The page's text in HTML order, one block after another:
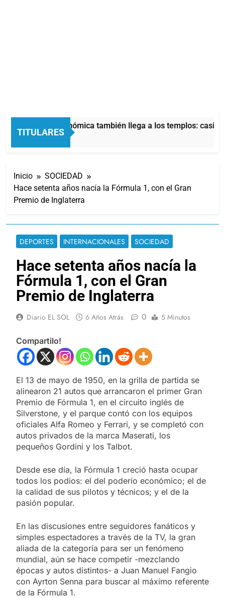
TITULARES
La crisis económica también llega a los templos: casi la
39 Minutos Atrás
Inicio
SOCIEDAD
Hace setenta años nacía la Fórmula 1, con el Gran
Premio de Inglaterra
DEPORTES INTERNACIONALES SOCIEDAD
Hace setenta años nacía la
Fórmula 1, con el Gran
Premio de Inglaterra
Diario EL SOL 6 Años Atrás 0 5 Minutos
Compartilo!
El 13 de mayo de 1950, en la grilla de partida se
alinearon 21 autos que arrancaron el primer Gran
Premio de Fórmula 1, en el circuito inglés de
Silverstone, y el parque contó con los equipos
oficiales Alfa Romeo y Ferrari, y se completó con
autos privados de la marca Maserati, los
pequeños Gordini y los Talbot.
Desde ese día, la Fórmula 1 creció hasta ocupar
todos los podios: el del poderío económico; el de
la calidad de sus pilotos y técnicos; y el de la
pasión popular.
En las discusiones entre seguidores fanáticos y
simples espectadores a través de la TV, la gran
aliada de la categoría para ser un fenómeno
mundial, aún se hace competir -mezclando
épocas y autos distintos- a Juan Manuel Fangio
con Ayrton Senna para buscar al máximo referente
de la Fórmula 1.